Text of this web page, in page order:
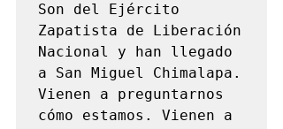
Son del Ejército
Zapatista de Liberación
Nacional y han llegado
a San Miguel Chimalapa.
Vienen a preguntarnos
cómo estamos. Vienen a